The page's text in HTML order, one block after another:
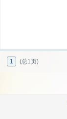
1 (总1页)